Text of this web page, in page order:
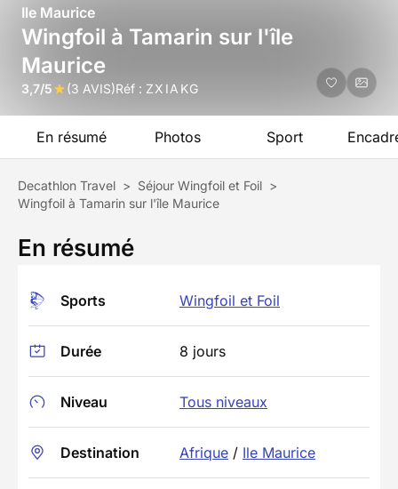
Ile Maurice
Wingfoil à Tamarin sur l'île
Maurice
3,7/5 (3 AVIS)Réf : ZXIAKG
En résumé Photos Sport
Decathlon Travel > Séjour Wingfoil et Foil >
Wingfoil à Tamarin sur l'île Maurice
En résumé
Sports Wingfoil et Foil
Durée 8 jours
Niveau Tous niveaux
Destination Afrique / Ile Maurice